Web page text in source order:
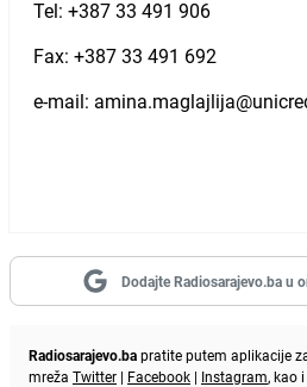
Tel: +387 33 491 906
Fax: +387 33 491 692
e-mail:
Dodajte Radiosarajevo.ba u
Radiosarajevo.bapratite putem aplikacije
mreža Twitter | Facebook | Instagram, kao